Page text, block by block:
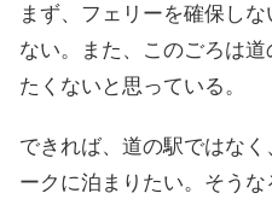
まず、フェリーを確保し
ない。また、このごろは
たくないと思っている。
できれば、道の駅ではな
ークに泊まりたい。そう